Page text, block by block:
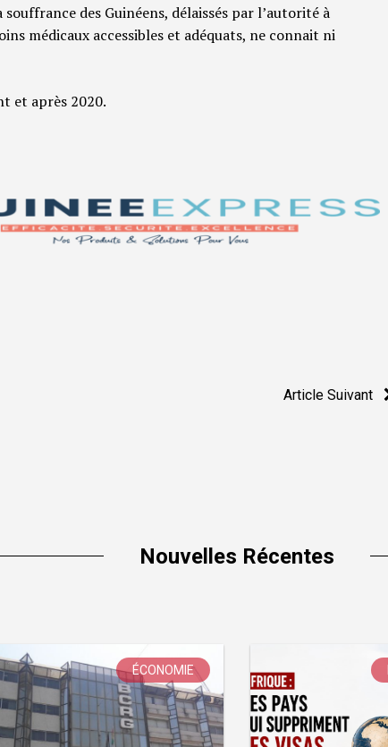
des Guinéens, délaissés par l’autorité à
médicaux accessibles et adéquats, ne connait ni
et après 2020.
Article Suivant
Nouvelles Récentes
ÉCONOMIE